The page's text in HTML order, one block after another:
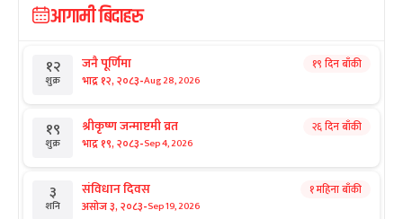
आगामी बिदाहरु
१२
शुक्र
जनै पूर्णिमा
भाद्र १२, २०८३-Aug 28, 2026
१९ दिन बाँकी
१९
शुक्र
श्रीकृष्ण जन्माष्टमी व्रत
भाद्र १९, २०८३-Sep 4, 2026
२६ दिन बाँकी
३
शनि
संविधान दिवस
असोज ३, २०८३-Sep 19, 2026
१ महिना बाँकी